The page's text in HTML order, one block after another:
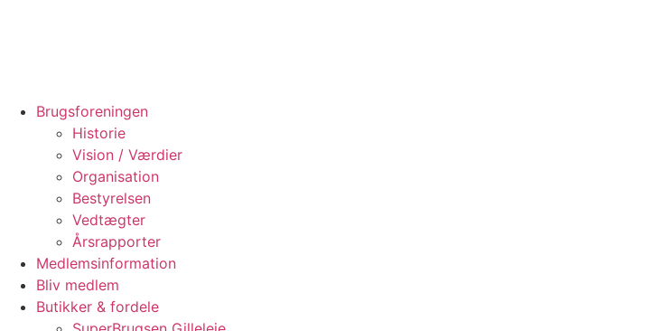
Brugsforeningen
Historie
Vision / Værdier
Organisation
Bestyrelsen
Vedtægter
Årsrapporter
Medlemsinformation
Bliv medlem
Butikker & fordele